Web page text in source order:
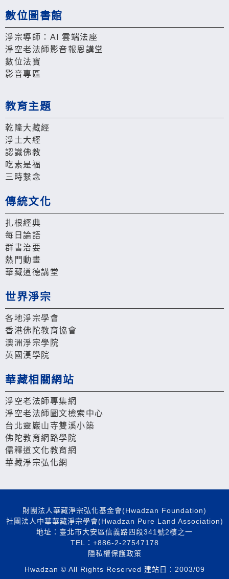
數位圖書館
淨宗導師：AI 雲端法座
淨空老法師影音報恩講堂
數位法寶
影音專區
教育主題
乾隆大藏經
淨土大經
認識佛教
吃素是福
三時繫念
傳統文化
扎根經典
每日論語
群書治要
熱門動畫
華藏道德講堂
世界淨宗
各地淨宗學會
香港佛陀教育協會
澳洲淨宗學院
英國漢學院
華藏相關網站
淨空老法師專集網
淨空老法師圖文檢索中心
台北靈巖山寺雙溪小築
佛陀教育網路學院
儒釋道文化教育網
華藏淨宗弘化網
財團法人華藏淨宗弘化基金會(Hwadzan Foundation)
社團法人中華華藏淨宗學會(Hwadzan Pure Land Association)
地址：臺北市大安區信義路四段341號2樓之一
TEL：+886-2-27547178
隱私權保護政策
Hwadzan © All Rights Reserved 建站日：2003/09